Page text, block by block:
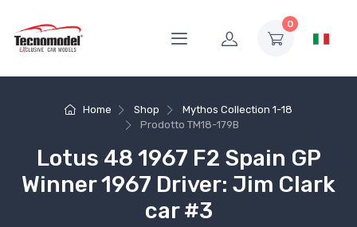
0
Home Shop
Mythos Collection 1-18
ProdottoTM18-179B
Lotus 48 1967 F2 Spain GP
Winner 1967 Driver: Jim Clark
car #3